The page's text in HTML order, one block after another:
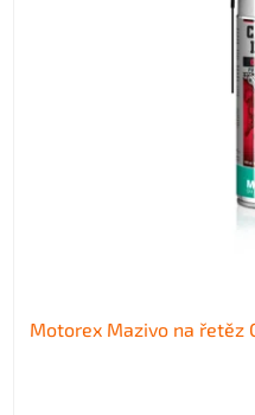
Motorex Mazivo na řetěz